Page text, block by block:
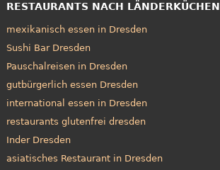
RESTAURANTS NACH LÄNDERKÜCHEN
mexikanisch essen in Dresden
Sushi Bar Dresden
Pauschalreisen in Dresden
gutbürgerlich essen Dresden
international essen in Dresden
restaurants glutenfrei dresden
Inder Dresden
asiatisches Restaurant in Dresden